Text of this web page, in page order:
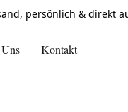
persönlich & direkt
Kontakt